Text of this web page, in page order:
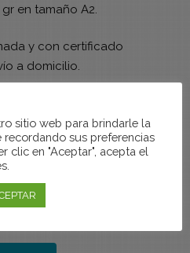
en tamaño A2.
y con certificado
a domicilio.
sitio web para brindarle la
recordando sus preferencias
clic en "Aceptar", acepta el